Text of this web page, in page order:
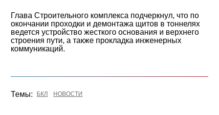
Глава Строительного комплекса подчеркнул, что по
окончании проходки и демонтажа щитов в тоннелях
ведется устройство жесткого основания и верхнего
строения пути, а также прокладка инженерных
коммуникаций.
Темы: БКЛ НОВОСТИ